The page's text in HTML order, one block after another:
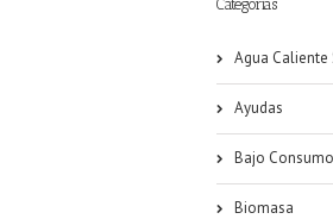
Categorías
Agua Caliente
Ayudas
Bajo Consumo
Biomasa